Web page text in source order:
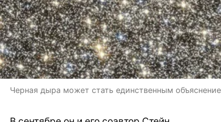
Черная дыра может стать единственным